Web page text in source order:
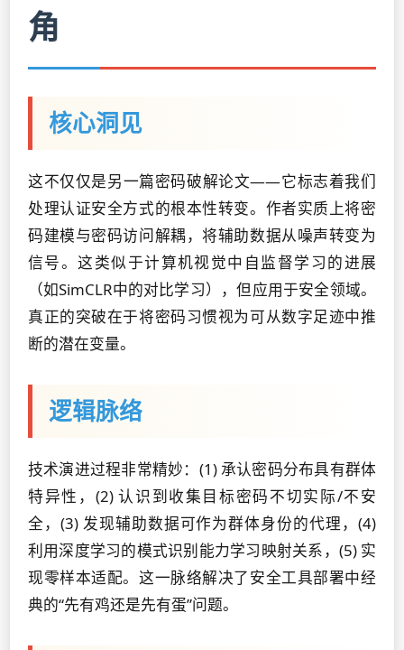
角
核心洞见
这不仅仅是另一篇密码破解论文——它标志着我们
处理认证安全方式的根本性转变。作者实质上将密
码建模与密码访问解耦，将辅助数据从噪声转变为
信号。这类似于计算机视觉中自监督学习的进展
（如SimCLR中的对比学习），但应用于安全领域。
真正的突破在于将密码习惯视为可从数字足迹中推
断的潜在变量。
逻辑脉络
技术演进过程非常精妙：(1) 承认密码分布具有群体
特异性，(2) 认识到收集目标密码不切实际/不安
全，(3) 发现辅助数据可作为群体身份的代理，(4)
利用深度学习的模式识别能力学习映射关系，(5) 实
现零样本适配。这一脉络解决了安全工具部署中经
典的“先有鸡还是先有蛋”问题。